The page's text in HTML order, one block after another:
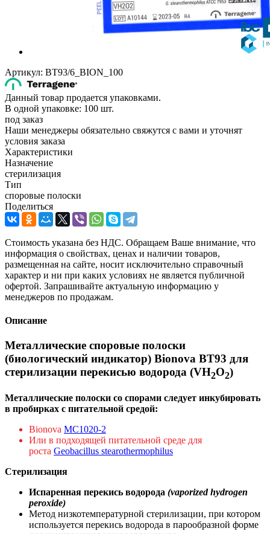
Артикул: BT93/6_BION_100
Данный товар продается упаковками.
В одной упаковке: 100 шт.
под заказ
Наши менеджеры обязательно свяжутся с вами и уточнят
условия заказа
Характеристики
Назначение
стерилизация
Тип
споровые полоски
Поделиться
Стоимость указана без НДС. Обращаем Ваше внимание, что
информация о свойствах, ценах и наличии товаров,
размещенная на сайте, носит исключительно справочный
характер и ни при каких условиях не является публичной
офертой. Запрашивайте актуальную информацию у
менеджеров по продажам.
Описание
Металлические споровые полоски
(биологический индикатор) Bionova BT93 для
стерилизации перекисью водорода (VH2O2)
Металлические полоски со спорами следует инкубировать
в пробирках с питательной средой:
Bionova MC1020-2
Или в подходящей питательной среде для
роста Geobacillus stearothermophilus
Стерилизация
Испаренная перекись водорода (vaporized hydrogen
peroxide)
Метод низкотемпературной стерилизации, при котором
используется перекись водорода в парообразной форме